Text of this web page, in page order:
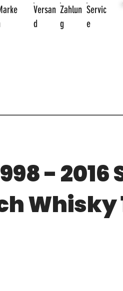
Servic
e
Zahlun
g
Versan
d
- 2016
Whisky